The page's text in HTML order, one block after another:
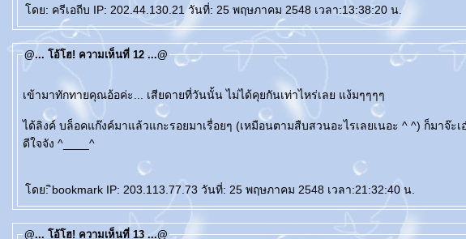
ดย: ครีเอถีบ IP: 202.44.130.21 วันที่: 25 พฤษภาคม 2548 เวลา:13:38:20 น.
@... โอ้โฮ! ความเห็นที่ 12 ...@
เข้ามาทักทายคุณอ้อค่ะ... เสียดายที่วันนั้น ไม่ได้คุยกันเท่าไหร่เลย แง้มๆๆๆๆ
ได้ลิงค์ บล็อคแก๊งค์มาแล้วแกะรอยมาเรื่อยๆ (เหมือนตามสืบสวนอะไรเลยเนอะ ^ ^) ก็มาจ๊
ดีใจจัง ^____^
ดย: ิbookmark IP: 203.113.77.73 วันที่: 25 พฤษภาคม 2548 เวลา:21:32:40 น.
@... โอ้โฮ! ความเห็นที่ 13 ...@